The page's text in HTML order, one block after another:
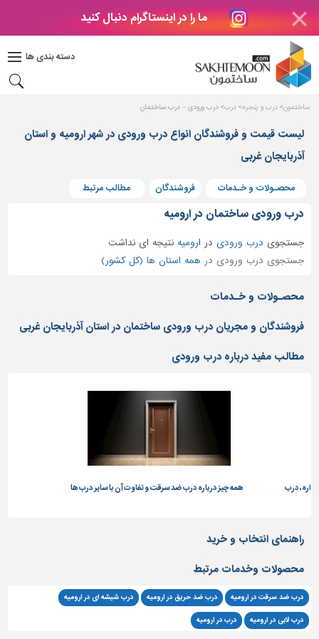
ما را در اینستاگرام دنبال کنید
دسته بندی ها
دکوراسیون
بتن
های
بتنی
درب
پنجره
مصالح
پله،
نرده
حفاظ
دیوارپوش،
و
محوطه
سازی
و
ساخت
و
ساختمون درب و پنجره درب درب ورودی - درب ساختمان
لیست قیمت و فروشندگان انواع درب ورودی در شهر ارومیه و استان
آذربایجان غربی
محصـولات و خـدمات فروشندگان مطالب مرتبط
درب ورودی ساختمان در ارومیه
جستجوی درب ورودی در ارومیه نتیجه ای نداشت
جستجوی درب ورودی در همه استان ها (کل کشور)
محصـولات و خـدمات
فروشندگان و مجریان درب ورودی ساختمان در استان آذربایجان غربی
مطالب مفید درباره درب ورودی
درب همه چیز درباره درب ضد سرقت و تفاوت آن با سایر درب ها
راهنمای انتخاب و خرید
محصولات وخدمات مرتبط
درب ضد سرقت در ارومیه درب ضد حریق در ارومیه درب شیشه ای در ارومیه
درب لابی در ارومیه درب در ارومیه